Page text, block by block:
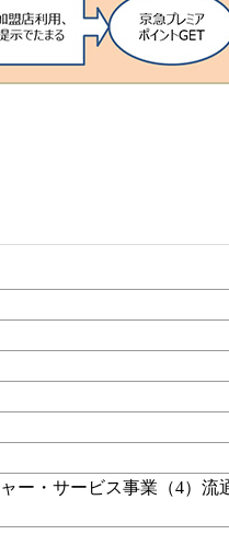
ー・サービス事業（4）流